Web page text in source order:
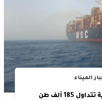
الميناء
الهيئة العامة لميناء الإسكندرية تتداول 185 ألف طن